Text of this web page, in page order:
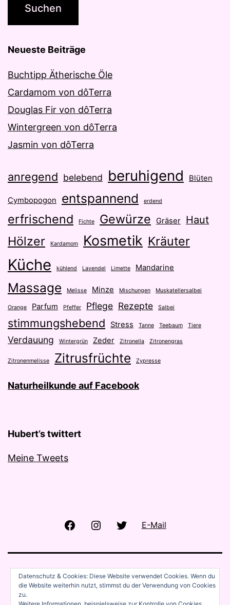
Neueste Beiträge
Buchtipp Ätherische Öle
Cardamom von dôTerra
Douglas Fir von dôTerra
Wintergreen von dôTerra
Jasmin von dôTerra
anregend belebend beruhigend Blüten
Cymbopogon entspannend erdend
erfrischend Fichte Gewürze Gräser Haut
Hölzer Kardamom Kosmetik Kräuter
Küche kühlend Lavendel Limette Mandarine
Massage Melisse Minze Mischungen Muskatellersalbei
Orange Parfum Pfeffer Pflege Rezepte Salbei
stimmungshebend Stress Tanne Teebaum Tiere
Verdauung Wintergrün Zeder Zitronella Zitronengras
Zitronenmelisse Zitrusfrüchte Zypresse
Naturheilkunde auf Facebook
Hubert’s twittert
Meine Tweets
FacebookInstagramTwitter
E-Mail
Datenschutz & Cookies: Diese Website verwendet Cookies. Wenn du
die Website weiterhin nutzt, stimmst du der Verwendung von Cookies
zu.